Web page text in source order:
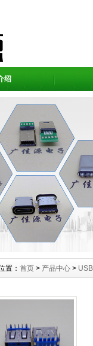
绍
置： 首页 > 产品中心 >